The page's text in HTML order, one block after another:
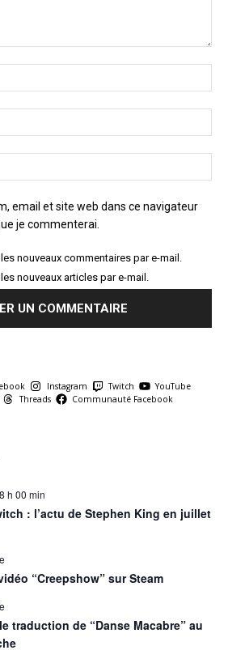
email et site web dans ce navigateur
je commenterai.
nouveaux commentaires par e-mail.
nouveaux articles par e-mail.
Instagram Twitch
YouTube
Threads Communauté Facebook
h 00 min
: l’actu de Stephen King en juillet
“Creepshow” sur Steam
traduction de “Danse Macabre” au